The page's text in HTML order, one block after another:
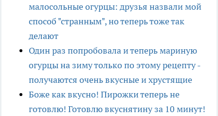
малосольные огурцы: друзья назвали мой
способ "странным", но теперь тоже так
делают
Один раз попробовала и теперь мариную
огурцы на зиму только по этому рецепту -
получаются очень вкусные и хрустящие
Боже как вкусно! Пирожки теперь не
готовлю! Готовлю вкуснятину за 10 минут!